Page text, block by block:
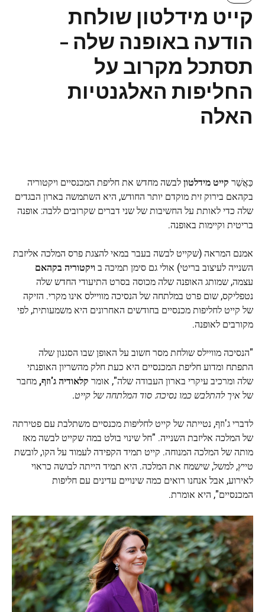
קייט מידלטון שולחת
הודעה באופנה שלה –
תסתכל מקרוב על
החליפות האלגנטיות
האלה
כַּאֲשֵׁר קייט מידלטוןלבשה מחדש את חליפת המכנסיים ויקטוריה
בקהאם בירוק זית מוקדם יותר החודש, היא השתמשה בארון הבגדים
שלה כדי לאותת על החשיבות של שני דברים שקרובים ללבה: אופנה
בריטית וקיימות באופנה.
אמנם המראה (שקייט לבשה בעבר במאי להצגת פרס המלכה אליזבת
השנייה לעיצוב בריטי) אולי גם סימן תמיכה ב ויקטוריה בקהאם
עצמה, שמותג האופנה שלה מכוסה בסרט התיעודי החדש שלה
נטפליקס, שום פרט במלתחה של הנסיכה מוויילס אינו מקרי. הזיקה
של קייט לחליפות מכנסיים בחודשים האחרונים היא משמעותית, לפי
מקורבים לאופנה.
"הנסיכה מוויילס שולחת מסר חשוב על האופן שבו הסגנון שלה
התפתח ומדוע חליפת המכנסיים היא כעת חלק מהשריון האופנתי
שלה ומרכיב עיקרי בארון העבודה שלה", אומר קלאודיה ג'וזף, מחבר
שלאיך להתלבש כמו נסיכה: סוד המלתחה של קייט.
לדברי ג'וזף, נטייתה של קייט לחליפות מכנסיים משתלבת עם פטירתה
של המלכה אליזבת השנייה. "חל שינוי בולט במה שקייט לבשה מאז
מותה של המלכה המנוחה. קייט תמיד הקפידה לעמוד על הקו, לובשת
טייץ, למשל, שישמח את המלכה. היא תמיד הייתה לבושה כראוי
לאירוע, אבל אנחנו רואים כמה שינויים עדינים עם חליפות
המכנסיים", היא אומרת.